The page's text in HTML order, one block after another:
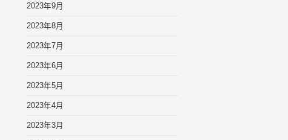
2023年9月
2023年8月
2023年7月
2023年6月
2023年5月
2023年4月
2023年3月